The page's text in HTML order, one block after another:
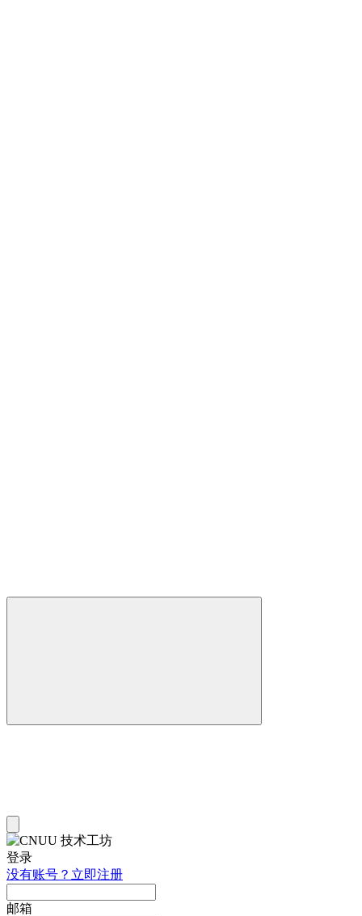
登录
没有账号？立即注册
邮箱